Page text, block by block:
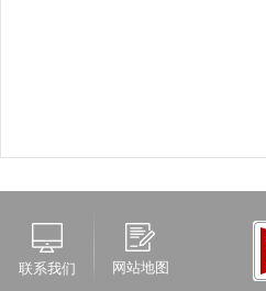
联系我们 网站地图